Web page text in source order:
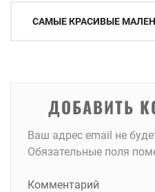
Навигация
САМЫЕ КРАСИВЫЕ
ДОБАВИТЬ
Ваш адрес email не
Обязательные поля
Комментарий